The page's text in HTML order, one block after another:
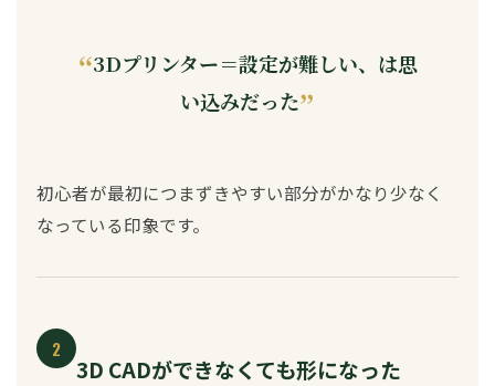
3Dプリンター＝設定が難しい、は思
い込みだった
初心者が最初につまずきやすい部分がかなり少なく
なっている印象です。
2
3D CADができなくても形になった